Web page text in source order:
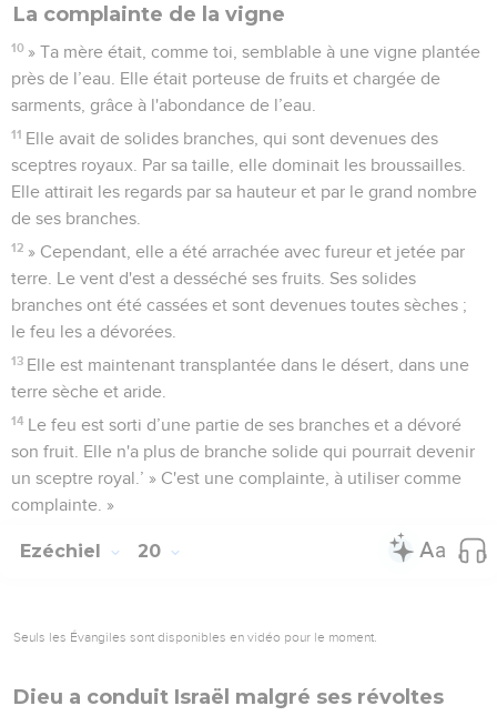
La complainte de la vigne
10 » Ta mère était, comme toi, semblable à une vigne plantée
près de l’eau. Elle était porteuse de fruits et chargée de
sarments, grâce à l'abondance de l’eau.
11 Elle avait de solides branches, qui sont devenues des
sceptres royaux. Par sa taille, elle dominait les broussailles.
Elle attirait les regards par sa hauteur et par le grand nombre
de ses branches.
12 » Cependant, elle a été arrachée avec fureur et jetée par
terre. Le vent d'est a desséché ses fruits. Ses solides
branches ont été cassées et sont devenues toutes sèches ;
le feu les a dévorées.
13 Elle est maintenant transplantée dans le désert, dans une
terre sèche et aride.
14 Le feu est sorti d’une partie de ses branches et a dévoré
son fruit. Elle n'a plus de branche solide qui pourrait devenir
un sceptre royal.’ » C'est une complainte, à utiliser comme
complainte. »
Ezéchiel 20
Seuls les Évangiles sont disponibles en vidéo pour le moment.
Dieu a conduit Israël malgré ses révoltes